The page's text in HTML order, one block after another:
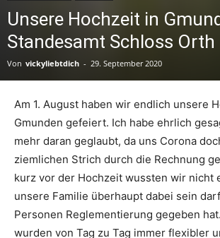
Unsere Hochzeit in
Standesamt Schloss Orth
Von vickyliebtdich - 29. September 2020
Am 1. August haben wir endlich unsere
Gmunden gefeiert. Ich habe ehrlich
mehr daran geglaubt, da uns Corona
ziemlichen Strich durch die Rechnung
kurz vor der Hochzeit wussten wir nicht
unsere Familie überhaupt dabei sein
Personen Reglementierung gegeben
wurden von Tag zu Tag immer flexibler